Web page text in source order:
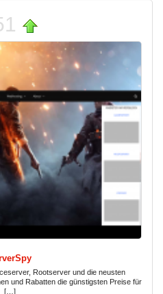
Rootserver und die neusten
und Rabatten die günstigsten Preise für
[…]